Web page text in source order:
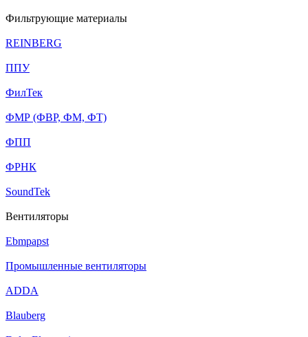
Фильтрующие материалы
REINBERG
ППУ
ФилТек
ФМР (ФВР, ФМ, ФТ)
ФПП
ФРНК
SoundTek
Вентиляторы
Ebmpapst
Промышленные вентиляторы
ADDA
Blauberg